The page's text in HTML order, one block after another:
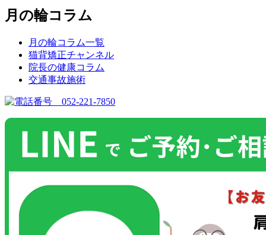
月の輪コラム
月の輪コラム一覧
猫背矯正チャンネル
院長の健康コラム
交通事故施術